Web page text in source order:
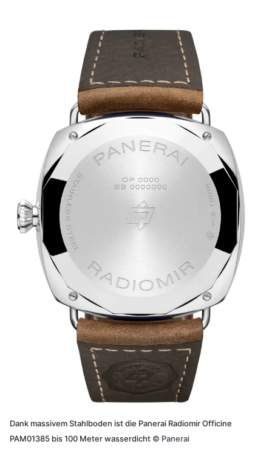
Dank massivem Stahlboden ist die Panerai Radiomir Officine
PAM01385 bis 100 Meter wasserdicht © Panerai